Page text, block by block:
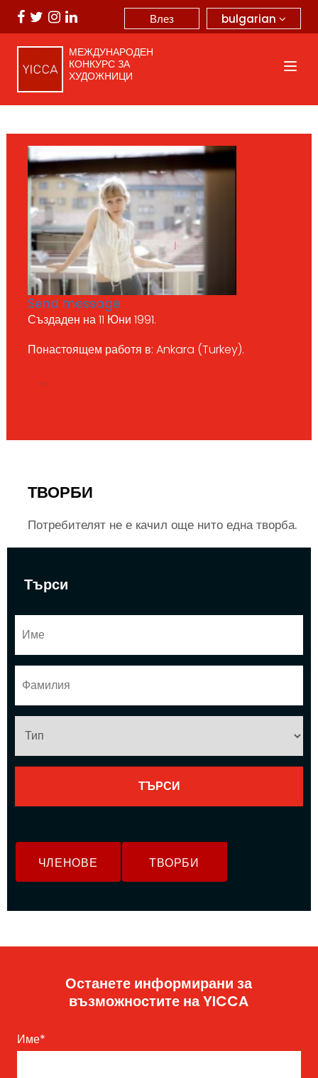
bulgarian
Влез
МЕЖДУНАРОДЕН
КОНКУРС ЗА
ХУДОЖНИЦИ
Търси
ЧЛЕНОВЕ ТВОРБИ
Send message
Създаден на 11 Юни 1991.
Понастоящем работя в: Ankara (Turkey).
...
ТВОРБИ
Потребителят не е качил още нито една творба.
Останете информирани за
възможностите на YICCA
Име*